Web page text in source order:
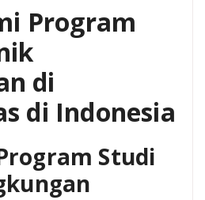
Program
di
di Indonesia
Studi